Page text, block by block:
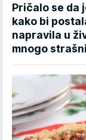
Pričalo se da
kako bi
napravila u
mnogo